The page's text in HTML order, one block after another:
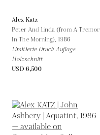
Alex Katz
Peter And Linda (from A Tremor
In The Morning), 1986
Limitierte Druck Auflage
Holzschnitt
USD 6,500